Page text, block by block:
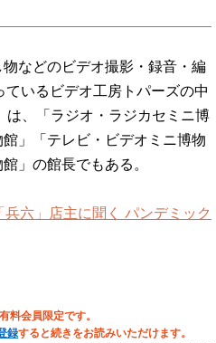
などのビデオ撮影・録音・編
いるビデオ工房トパーズの中
、「ラジオ・ラジカセミニ博
」「テレビ・ビデオミニ博物
」の館長でもある。
兵六」店主に聞く パンデミック
料会員限定です。
録すると続きをお読みいただけます。